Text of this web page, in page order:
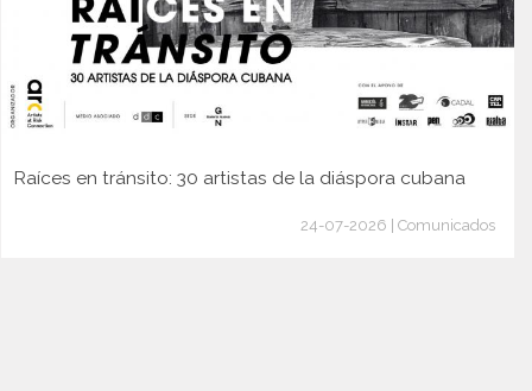
Raíces en tránsito: 30 artistas de la diáspora cubana
24-07-2026 | Comunicados